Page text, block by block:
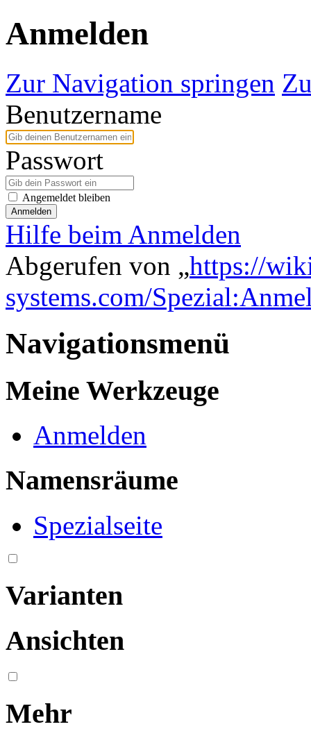
Anmelden
Zur Navigation springen
Benutzername
Passwort
Angemeldet bleiben
Anmelden
Hilfe beim Anmelden
Abgerufen von „https://
systems.com/
Navigationsmenü
Meine Werkzeuge
Anmelden
Namensräume
Spezialseite
Varianten
Ansichten
Mehr